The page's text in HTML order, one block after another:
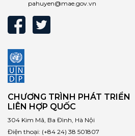
pahuyen@mae.gov.vn
CHƯƠNG TRÌNH PHÁT TRIỂN
LIÊN HỢP QUỐC
304 Kim Mã, Ba Đình, Hà Nội
Điện thoại: (+84 24) 38 501807